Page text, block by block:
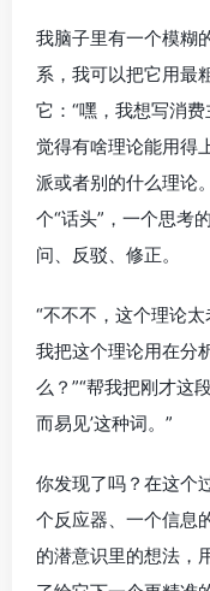
我脑子里有一个模糊
系，我可以把它用最
它：“嘿，我想写消
觉得有啥理论能用得
派或者别的什么理论
个“话头”，一个思考
问、反驳、修正。
“不不不，这个理论
我把这个理论用在分
么？”“帮我把刚才这
而易见’这种词。”
你发现了吗？在这个
个反应器、一个信息
的潜意识里的想法，